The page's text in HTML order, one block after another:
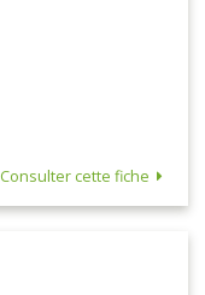
Consulter cette fiche